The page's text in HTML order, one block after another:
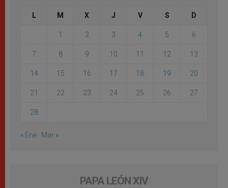
L M X J V S D
1 2 3 4 5 6
7 8 9 10 11 12 13
14 15 16 17 18 19 20
21 22 23 24 25 26 27
28
« Ene Mar »
PAPA LEÓN XIV